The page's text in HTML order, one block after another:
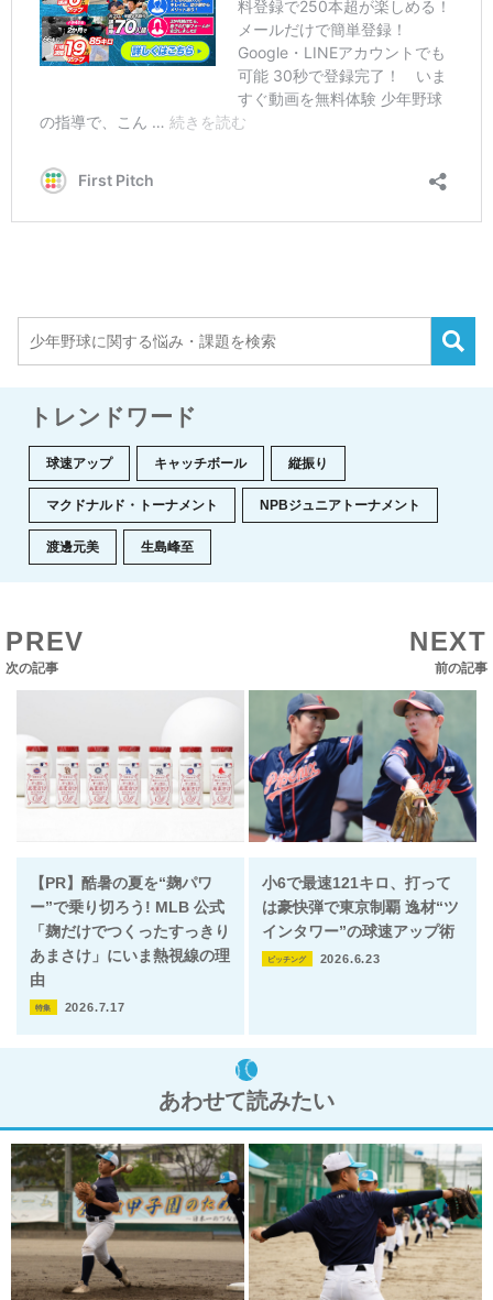
トレンドワード
球速アップ キャッチボール 縦振り
マクドナルド・トーナメント NPBジュニアトーナメント
渡邊元美 生島峰至
PREV
次の記事
NEXT
前の記事
【PR】酷暑の夏を“麹パワ
ー”で乗り切ろう! MLB 公式
「麹だけでつくったすっきり
あまさけ」にいま熱視線の理
由
特集 2026.7.17
小6で最速121キロ、打って
は豪快弾で東京制覇 逸材“ツ
インタワー”の球速アップ術
ピッチング 2026.6.23
あわせて読みたい